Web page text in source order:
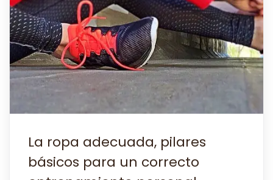
La ropa adecuada, pilares
básicos para un correcto